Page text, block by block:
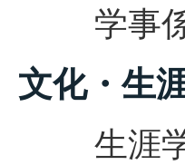
学事係
文化・生
生涯学